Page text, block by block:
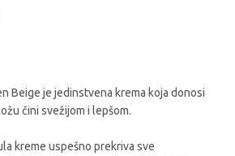
Beige je jedinstvena krema koja donosi
čini svežijom i lepšom.
kreme uspešno prekriva sve